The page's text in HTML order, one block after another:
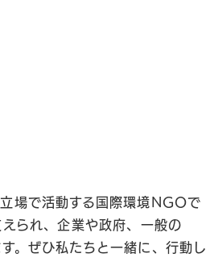
場で活動する国際環境NGOで
られ、企業や政府、一般の
。ぜひ私たちと一緒に、行動し